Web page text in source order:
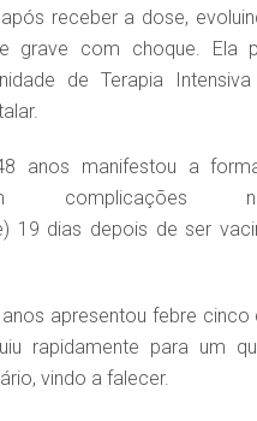
receber a dose,
grave com choque. Ela
de Terapia Intensiva
anos manifestou a
complicações
19 dias depois de ser
apresentou febre cinco
rapidamente para um
vindo a falecer.